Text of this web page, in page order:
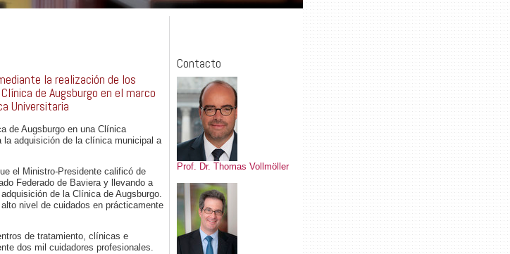
la realización de los
de Augsburgo en el marco
Universitaria
de Augsburgo en una Clínica
la adquisición de la clínica municipal a
el Ministro-Presidente calificó de
Federado de Baviera y llevando a
de la Clínica de Augsburgo.
nivel de cuidados en prácticamente
de tratamiento, clínicas e
dos mil cuidadores profesionales.
Contacto
Prof. Dr. Thomas Vollmöller